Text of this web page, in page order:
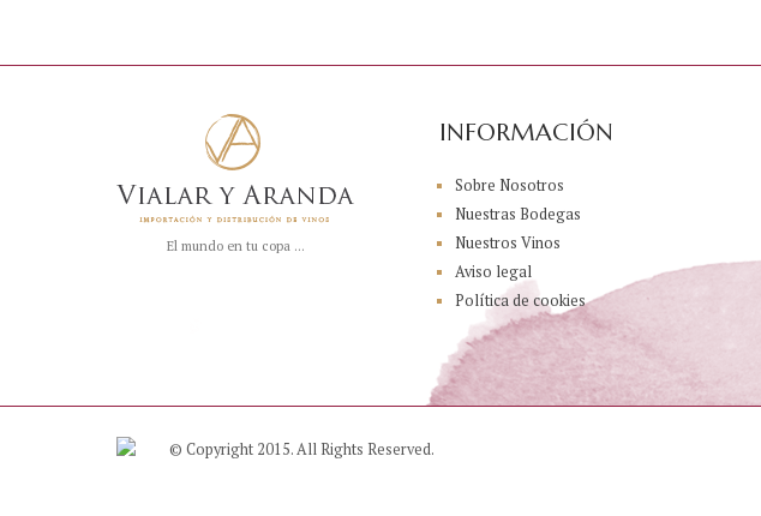
El mundo en tu copa ...
INFORMACIÓN
Sobre Nosotros
Nuestras Bodegas
Nuestros Vinos
Aviso legal
Política de cookies
© Copyright 2015. All Rights Reserved.